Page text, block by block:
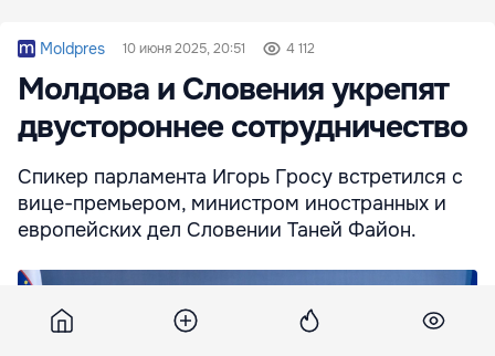
Moldpres 10 июня 2025, 20:51 4 112
Молдова и Словения укрепят
двустороннее сотрудничество
Спикер парламента Игорь Гросу встретился с
вице-премьером, министром иностранных и
европейских дел Словении Таней Файон.